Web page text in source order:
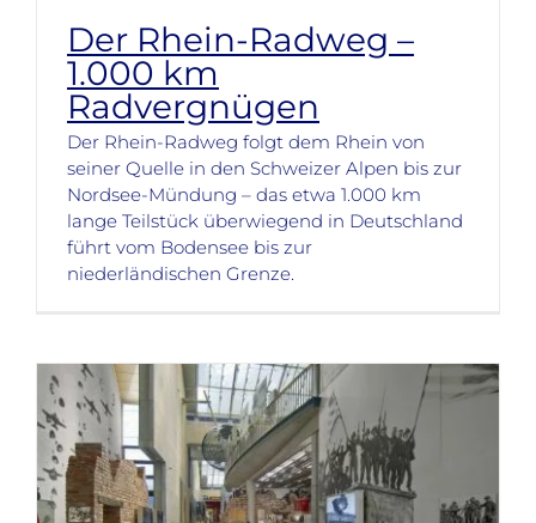
Der Rhein-Radweg –
1.000 km
Radvergnügen
Der Rhein-Radweg folgt dem Rhein von
seiner Quelle in den Schweizer Alpen bis zur
Nordsee-Mündung – das etwa 1.000 km
lange Teilstück überwiegend in Deutschland
führt vom Bodensee bis zur
niederländischen Grenze.